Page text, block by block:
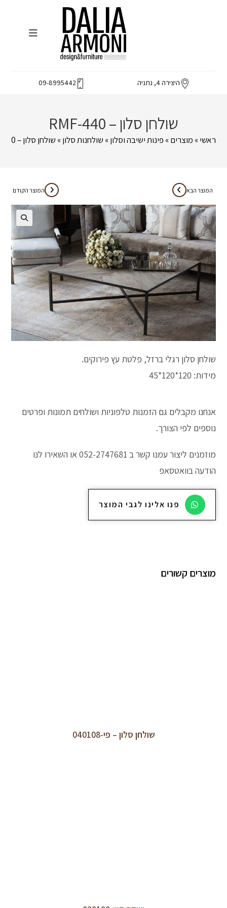
היצירה 4, נתניה 09-8995442
שולחן סלון – RMF-440
ראשי» מוצרים» פינות ישיבה וסלון» שולחנות סלון» שולחן סלון – RMF-440
המוצר הקודם המוצר הבא
שולחן סלון רגלי ברזל, פלטת עץ פירוקים.
מידות: 120*120*45
אנחנו מקבלים גם הזמנות טלפוניות ושולחים תמונות ופרטים
נוספים לפי הצורך.
מוזמנים ליצור עמנו קשר ב 052-2747681 או השאירו לנו
הודעה בוואטסאפ
פנו אלינו לגבי המוצר
מוצרים קשורים
שולחן סלון – פי-040108